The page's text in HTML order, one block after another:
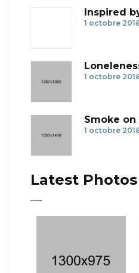
Inspired
1 octobre
1 octobre
Smoke
1 octobre
Latest Photos